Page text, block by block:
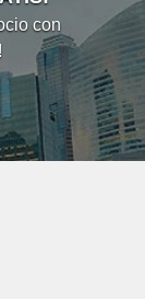
con